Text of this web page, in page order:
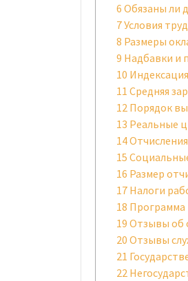
6 Обязаны ли
7Условия
8 Размеры
9 Надбавки и
10
11 Средняя
12 Порядок
13 Реальные
14
15
16 Размер
17 Налоги
18 Программа
19 Отзывы об
20 Отзывы
21
22